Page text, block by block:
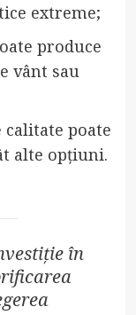
extreme;
produce
vânt sau
calitate poate
alte opțiuni.
în